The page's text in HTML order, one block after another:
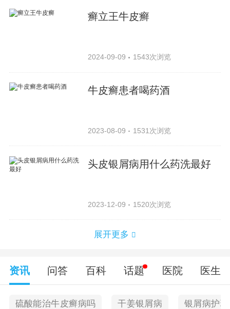
癣立王牛皮癣
2024-09-09 1543次浏览
牛皮癣患者喝药酒
2023-08-09 1531次浏览
头皮银屑病用什么药洗最好
2023-12-09 1520次浏览
展开更多
资讯 问答 百科 话题 医院 医生
硫酸能治牛皮癣病吗 干姜银屑病 银屑病护